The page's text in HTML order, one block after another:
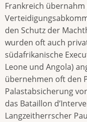
Frankreich
den Schutz der
wurden oft auch
südafrikanische
Leone und Angola)
übernehmen oft den
Palastabsicherung
das Bataillon
Langzeitherrscher